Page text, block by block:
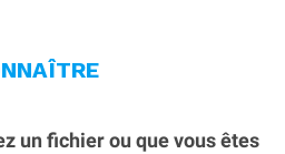
un fichier ou que vous êtes